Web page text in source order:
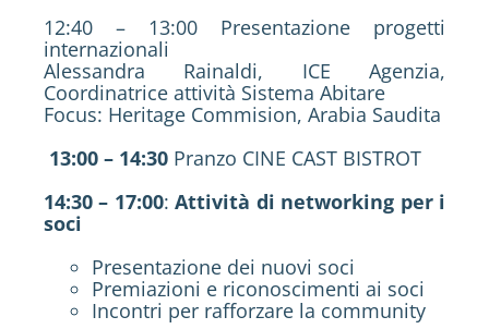
12:40 – 13:00 Presentazione progetti
internazionali
Alessandra Rainaldi, ICE Agenzia,
Coordinatrice attività Sistema Abitare
Focus: Heritage Commision, Arabia Saudita
13:00 – 14:30Pranzo CINE CAST BISTROT
14:30 – 17:00:Attività di networking per i
soci
Presentazione dei nuovi soci
Premiazioni e riconoscimenti ai soci
Incontri per rafforzare la community